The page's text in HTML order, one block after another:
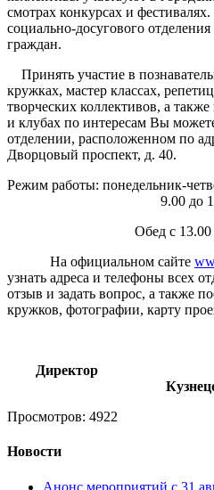
смотрах конкурсах и
социально-досугового
граждан.
Принять участие в
кружках, мастер классах,
творческих коллективов, а
и клубах по интересам Вы
отделении, расположенном по
Дворцовый проспект, д. 40.
Режим работы: понедельник-
9.00 до
Обед с
На официальном сайте
узнать адреса и телефоны всех
отзыв и задать вопрос, а также
кружков, фотографии, карту
Просмотров: 4922
Новости
Анонс мероприятий с 31